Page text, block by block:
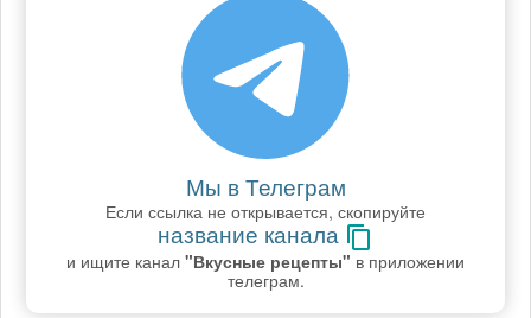
Мы в Телеграм
Если ссылка не открывается, скопируйте
название канала
и ищите канал "Вкусные рецепты" в приложении
телеграм.